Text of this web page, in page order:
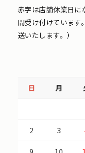
赤字は店舗休業日に
間受け付けています
送いたします。）
日 月
2 3